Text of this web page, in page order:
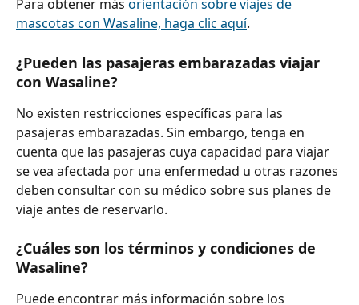
Para obtener más orientación sobre viajes de
mascotas con Wasaline, haga clic aquí.
¿Pueden las pasajeras embarazadas viajar
con Wasaline?
No existen restricciones específicas para las
pasajeras embarazadas. Sin embargo, tenga en
cuenta que las pasajeras cuya capacidad para viajar
se vea afectada por una enfermedad u otras razones
deben consultar con su médico sobre sus planes de
viaje antes de reservarlo.
¿Cuáles son los términos y condiciones de
Wasaline?
Puede encontrar más información sobre los